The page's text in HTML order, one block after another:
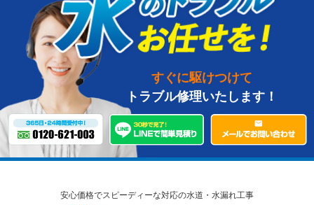
すぐに駆けつけて
トラブル修理いたします！
安心価格でスピーディーな対応の水道・水漏れ工事